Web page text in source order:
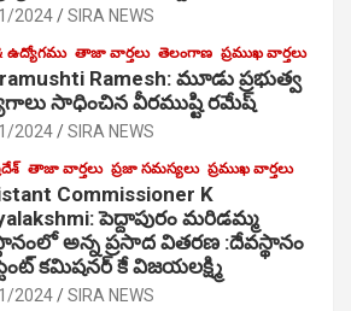
2024 SIRA NEWS
ఉద్యోగము తాజా వార్తలు తెలంగాణ ప్రముఖ వార్తలు
Ramesh: మూడు ప్రభుత్వ
సాధించిన వీరముష్టి రమేష్
2024 SIRA NEWS
తాజా వార్తలు ప్రజా సమస్యలు ప్రముఖ వార్తలు
Commissioner K
పెద్దాపురం మరిడమ్మ
అన్న ప్రసాద వితరణ :దేవస్థానం
కమిషనర్ కే విజయలక్ష్మి
2024 SIRA NEWS